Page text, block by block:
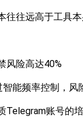
往往远高于工具本
风险高达40%
智能频率控制，风
Telegram账号的